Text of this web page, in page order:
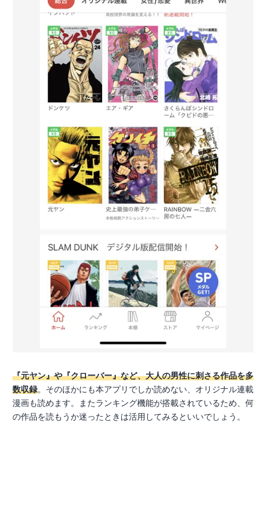
『元ヤン』や『クローバー』など、大人の男性に刺さる作品を多
数収録。そのほかにも本アプリでしか読めない、オリジナル連載
漫画も読めます。またランキング機能が搭載されているため、何
の作品を読もうか迷ったときは活用してみるといいでしょう。